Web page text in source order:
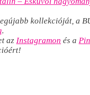
kollekcióját, a
.
az Instagramon és a